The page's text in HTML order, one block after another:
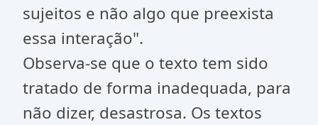
sujeitos e não algo que preexista
essa interação".
Observa-se que o texto tem sido
tratado de forma inadequada, para
não dizer, desastrosa. Os textos